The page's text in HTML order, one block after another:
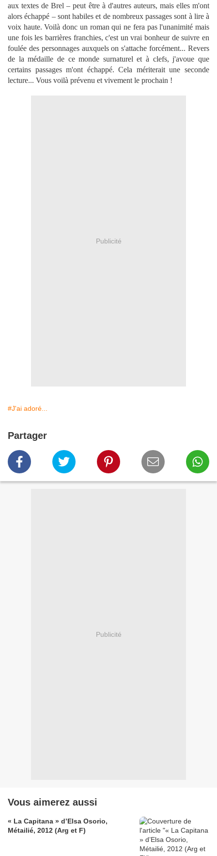
aux textes de Brel – peut être à d'autres auteurs, mais elles m'ont
alors échappé – sont habiles et de nombreux passages sont à lire à
voix haute. Voilà donc un roman qui ne fera pas l'unanimité mais
une fois les barrières franchies, c'est un vrai bonheur de suivre en
foulée des personnages auxquels on s'attache forcément... Revers
de la médaille de ce monde surnaturel et à clefs, j'avoue que
certains passages m'ont échappé. Cela mériterait une seconde
lecture... Vous voilà prévenu et vivement le prochain !
Publicité
#J'ai adoré...
Partager
Publicité
Vous aimerez aussi
« La Capitana » d’Elsa Osorio,
Métailié, 2012 (Arg et F)